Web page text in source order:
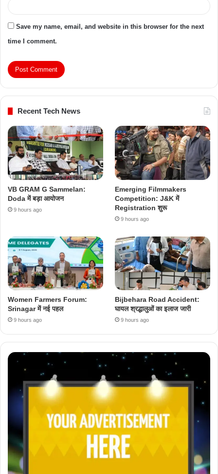
Save my name, email, and website in this browser for the next
time I comment.
Recent Tech News
VB GRAM G Sammelan:
Doda में बड़ा आयोजन
9 hours ago
Emerging Filmmakers
Competition: J&K में
Registration शुरू
9 hours ago
Women Farmers Forum:
Srinagar में नई पहल
9 hours ago
Bijbehara Road Accident:
घायल श्रद्धालुओं का इलाज जारी
9 hours ago